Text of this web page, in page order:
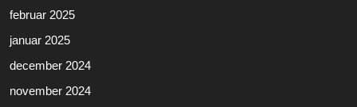
februar 2025
januar 2025
december 2024
november 2024